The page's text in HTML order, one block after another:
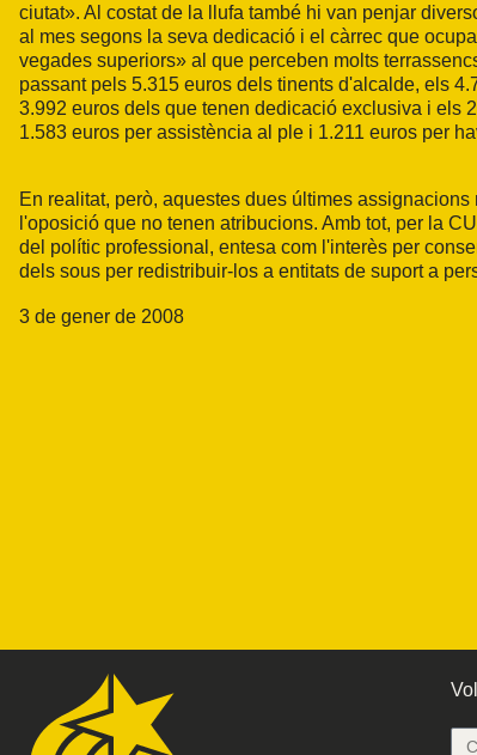
ciutat». Al costat de la llufa també hi van penjar
al mes segons la seva dedicació i el càrrec que
vegades superiors» al que perceben molts
passant pels 5.315 euros dels tinents d'alcalde, els
3.992 euros dels que tenen dedicació exclusiva i els
1.583 euros per assistència al ple i 1.211 euros per
En realitat, però, aquestes dues últimes
l'oposició que no tenen atribucions. Amb tot, per la
del polític professional, entesa com l'interès per
dels sous per redistribuir-los a entitats de suport a
3 de gener de 2008